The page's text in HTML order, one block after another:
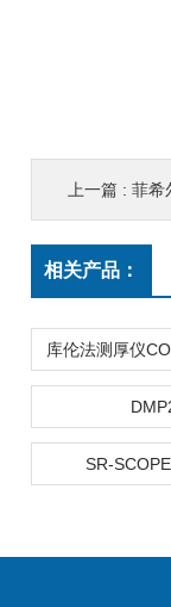
上一篇 : 菲希
相关产品：
SR-